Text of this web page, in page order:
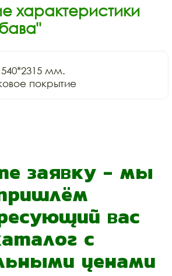
характеристики
мм.
покрытие
заявку - мы
вас
с
ценами